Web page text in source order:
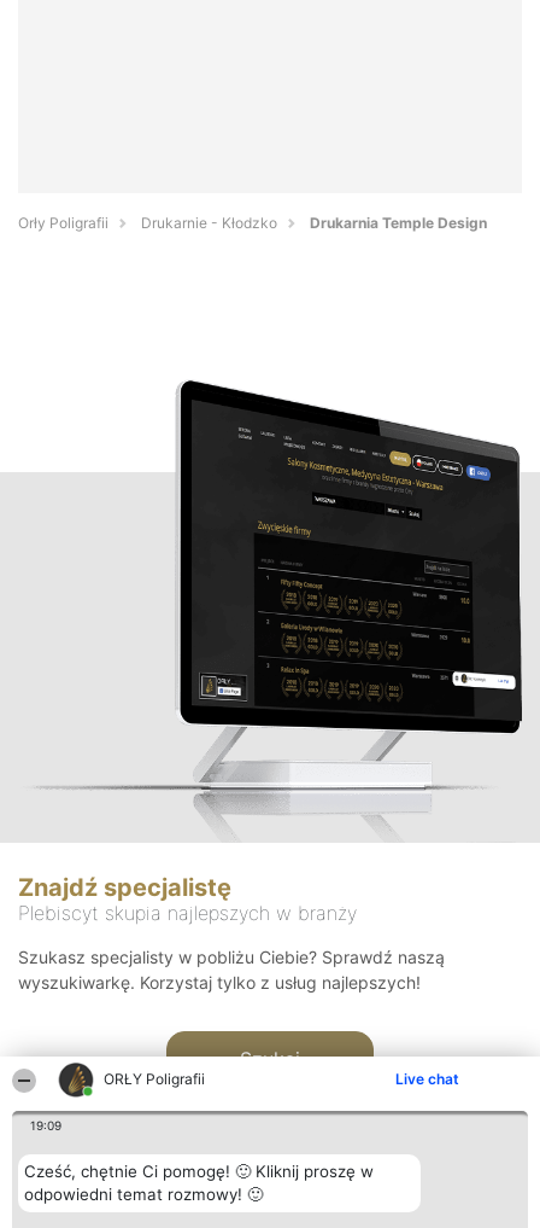
ORŁY Poligrafii Live chat
19:09
Cześć, chętnie Ci pomogę! 🙂 Kliknij proszę w
odpowiedni temat rozmowy! 🙂
Orły Poligrafii Drukarnie - Kłodzko Drukarnia Temple Design
Znajdź specjalistę
Plebiscyt skupia najlepszych w branży
Szukasz specjalisty w pobliżu Ciebie? Sprawdź naszą
wyszukiwarkę. Korzystaj tylko z usług najlepszych!
Szukaj